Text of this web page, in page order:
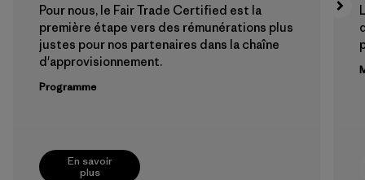
En savoir
plus
Pour nous, le Fair Trade Certified est la
première étape vers des rémunérations plus
justes pour nos partenaires dans la chaîne
d'approvisionnement.
Programme